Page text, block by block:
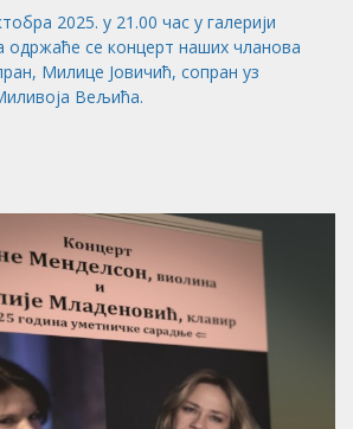
2025. у 21.00 час у галерији
одржаће се концерт наших чланова
Милице Јовичић, сопран уз
Вељића.